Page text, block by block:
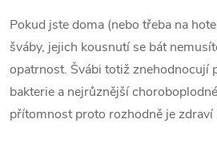
Pokud jste doma (nebo třeba na
šváby, jejich kousnutí se bát
opatrnost. Švábi totiž znehodnocují
bakterie a nejrůznější
přítomnost proto rozhodně je zdraví